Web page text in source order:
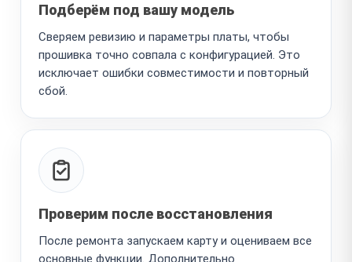
Подберём под вашу модель
Сверяем ревизию и параметры платы, чтобы
прошивка точно совпала с конфигурацией. Это
исключает ошибки совместимости и повторный
сбой.
Проверим после восстановления
После ремонта запускаем карту и оцениваем все
основные функции. Дополнительно